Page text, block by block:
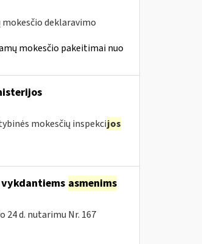
deklaravimo
mokesčio pakeitimai nuo
mokesčių inspekcijos
asmenims
24 d. nutarimu Nr. 167